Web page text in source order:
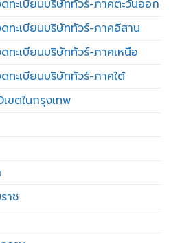
ทะเบียนบริษัททัวร์-ภาคตะวันออก
ทะเบียนบริษัททัวร์-ภาคอีสาน
ทะเบียนบริษัททัวร์-ภาคเหนือ
ทะเบียนบริษัททัวร์-ภาคใต้
ขตในกรุงเทพ
าช